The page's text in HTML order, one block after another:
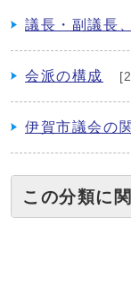
議長・副議長
会派の構成
伊賀市議会の
この分類に